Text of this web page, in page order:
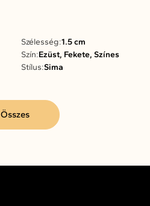
Szélesség:1.5 cm
Szín:Ezüst, Fekete, Színes
Stílus:Sima
Összes